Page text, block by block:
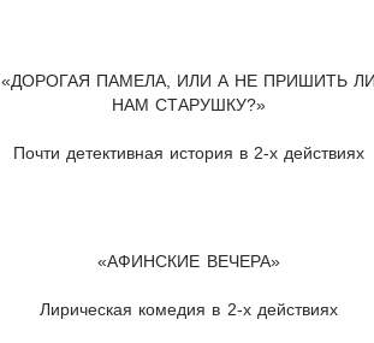
«ДОРОГАЯ ПАМЕЛА, ИЛИ А НЕ ПРИШИТЬ
НАМ СТАРУШКУ?»
Почти детективная история в 2-х действиях
«АФИНСКИЕ ВЕЧЕРА»
Лирическая комедия в 2-х действиях